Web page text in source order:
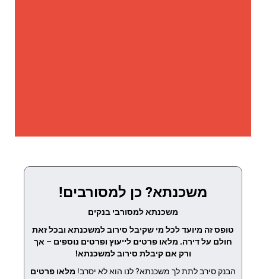
משכנתא? כן למסורבים!
משכנתא למסורבי בנקים
טופס זה מיועד לכל מי שקיבל סירוב למשכנתא ובכל זאת
חולם על דירה. מלאו פרטים לייעוץ ופרטים נוספים – אך
ורק אם קיבלת סירוב למשכנתא!
הבנק סירב לתת לך משכנתא? לנו הוא לא יסרב! מלאו פרטים